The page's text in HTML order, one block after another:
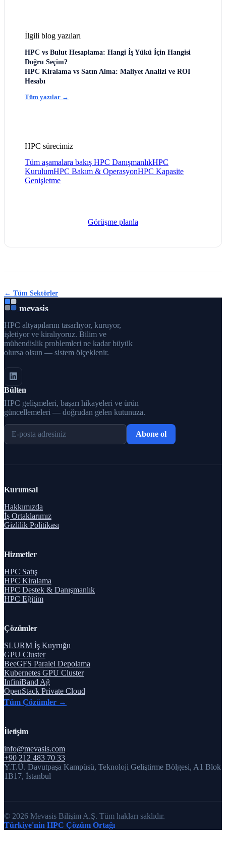
İlgili blog yazıları
HPC vs Bulut Hesaplama: Hangi İş Yükü İçin Hangisi
Doğru Seçim?
HPC Kiralama vs Satın Alma: Maliyet Analizi ve ROI
Hesabı
Tüm yazılar →
HPC sürecimiz
Tüm aşamalara bakış HPC DanışmanlıkHPC
KurulumHPC Bakım & OperasyonHPC Kapasite
Genişletme
Görüşme planla
← Tüm Sektörler
mevasis
HPC altyapılarını tasarlıyor, kuruyor,
işletiyor ve kiralıyoruz. Bilim ve
mühendislik problemleri ne kadar büyük
olursa olsun — sistem ölçeklenir.
Bülten
HPC gelişmeleri, başarı hikayeleri ve ürün
güncellemeleri — doğrudan gelen kutunuza.
Abone ol
Kurumsal
Hakkımızda
İş Ortaklarımız
Gizlilik Politikası
Hizmetler
HPC Satış
HPC Kiralama
HPC Destek & Danışmanlık
HPC Eğitim
Çözümler
SLURM İş Kuyruğu
GPU Cluster
BeeGFS Paralel Depolama
Kubernetes GPU Cluster
InfiniBand Ağ
OpenStack Private Cloud
Tüm Çözümler →
İletişim
info@mevasis.com
+90 212 483 70 33
Y.T.Ü. Davutpaşa Kampüsü, Teknoloji Geliştirme Bölgesi, A1 Blok
1B17, İstanbul
© 2026 Mevasis Bilişim A.Ş. Tüm hakları saklıdır.
Türkiye'nin HPC Çözüm Ortağı